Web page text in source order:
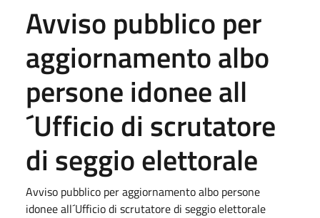
Avviso pubblico per
aggiornamento albo
persone idonee all
´Ufficio di scrutatore
di seggio elettorale
Avviso pubblico per aggiornamento albo persone
idonee all´Ufficio di scrutatore di seggio elettorale